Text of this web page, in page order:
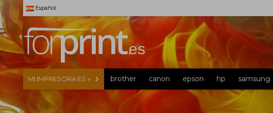
Español
MI IMPRESORA ES » brother canon epson hp samsung